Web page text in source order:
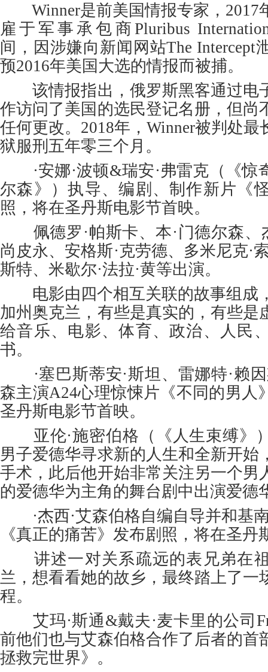
Winner是前美国情报专家，2017
雇于军事承包商Pluribus
间，因涉嫌向新闻网站The Intercept
预2016年美国大选的情报而被捕。
该情报指出，俄罗斯黑客通过电
作访问了美国的选民登记名册，但尚
任何更改。2018年，Winner被判处最
狱服刑五年零三个月。
·安娜·波顿&瑞安·弗雷克（《惊
尔森》）执导、编剧、制作新片《
照，将在圣丹斯电影节首映。
佩德罗·帕斯卡、本·门德尔森、
尚皮永、安格斯·克劳德、多米尼克·
斯特、米歇尔·法拉·黄等出演。
电影由四个相互关联的故事组成
加州奥克兰，有些是真实的，有些是
给音乐、电影、体育、政治、人民
书。
·塞巴斯蒂安·斯坦、雷娜特·赖因
森主演A24心理惊悚片《不同的男人
圣丹斯电影节首映。
亚伦·施密伯格（《人生束缚》
男子爱德华寻求新的人生和全新开始
手术，此后他开始非常关注另一个男
的爱德华为主角的舞台剧中出演爱德
·杰西·艾森伯格自编自导并和基
《真正的痛苦》发布剧照，将在圣丹
讲述一对关系疏远的表兄弟在
兰，想看看她的故乡，最终踏上了一
程。
艾玛·斯通&戴夫·麦卡里的公司
前他们也与艾森伯格合作了后者的首
拯救完世界》。